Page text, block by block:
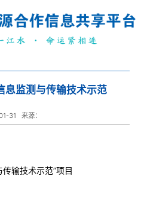
息监测与传输技术示范
31 来源：
输技术示范”项目